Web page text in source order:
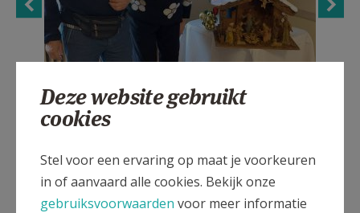
Deze website gebruikt
cookies
Stel voor een ervaring op maat je voorkeuren
in of aanvaard alle cookies. Bekijk onze
gebruiksvoorwaarden voor meer informatie